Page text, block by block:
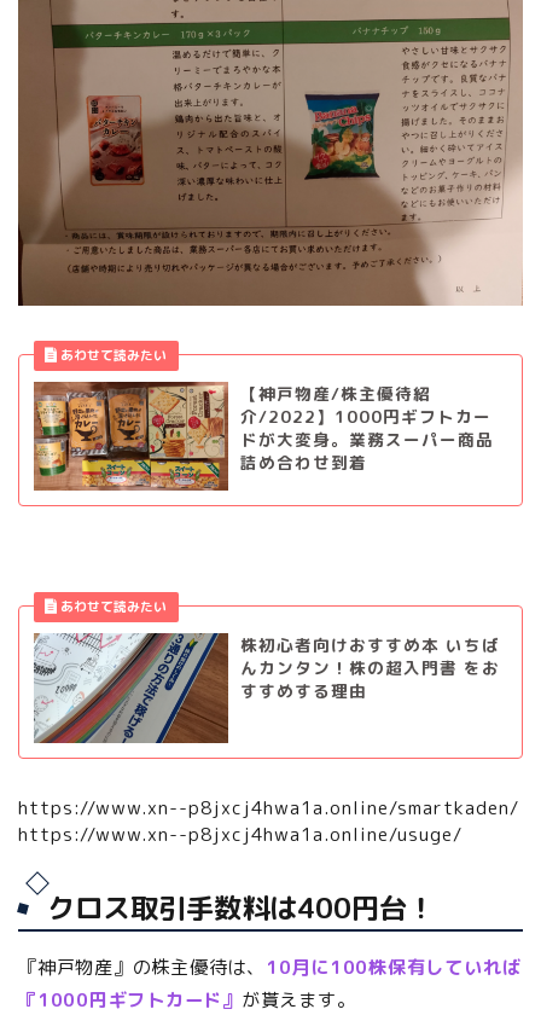
【神戸物産/株主優待紹
介/2022】1000円ギフトカー
ドが大変身。業務スーパー商品
詰め合わせ到着
株初心者向けおすすめ本 いちば
んカンタン！株の超入門書 をお
すすめする理由
https://www.xn--p8jxcj4hwa1a.online/smartkaden/
https://www.xn--p8jxcj4hwa1a.online/usuge/
クロス取引手数料は400円台！
『神戸物産』の株主優待は、
10月に100株保有していれば
『1000円ギフトカード』 が貰えます。